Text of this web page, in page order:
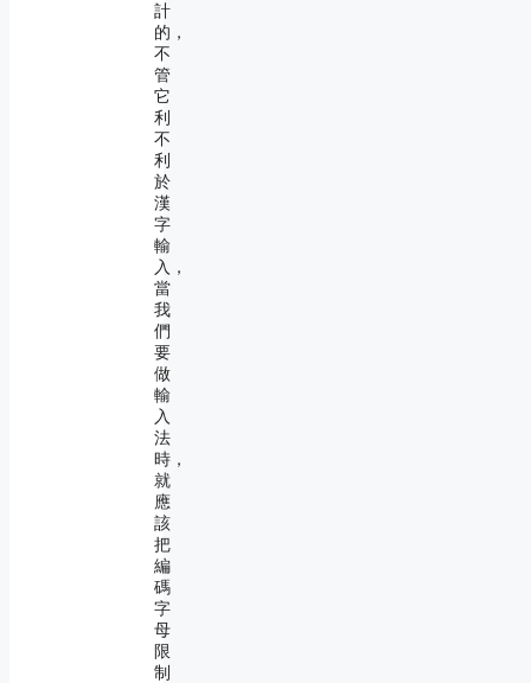
計
的，
不
管
它
利
不
利
於
漢
字
輸
入，
當
我
們
要
做
輸
入
法
時，
就
應
該
把
編
碼
字
母
限
制